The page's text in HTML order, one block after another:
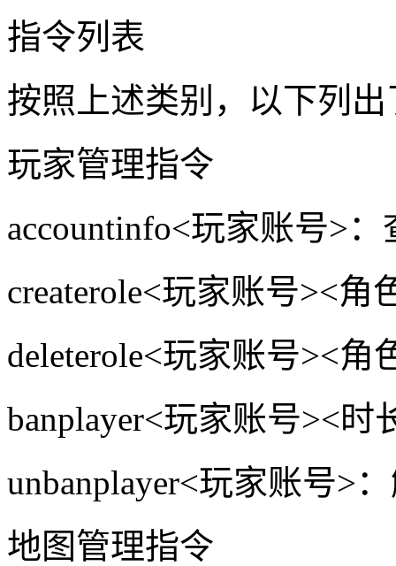
指令列表
按照上述类别，以下列
玩家管理指令
accountinfo<玩家账号>
createrole<玩家账号><
deleterole<玩家账号><角
banplayer<玩家账号><
unbanplayer<玩家账号>
地图管理指令